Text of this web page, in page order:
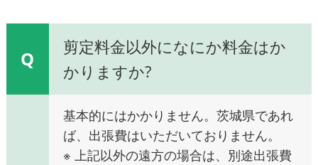
Q
剪定料金以外になにか料金はか
かりますか?
基本的にはかかりません。茨城県であれ
ば、出張費はいただいておりません。
※ 上記以外の遠方の場合は、別途出張費